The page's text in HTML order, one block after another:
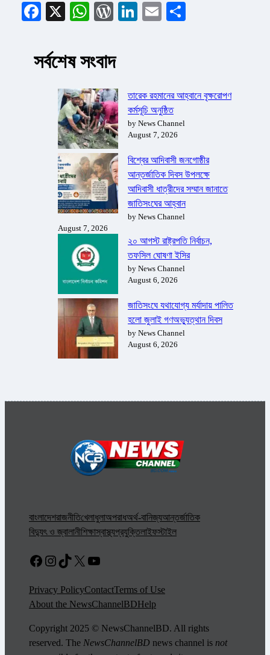
Facebook
X WhatsApp
WordPress
LinkedIn
Email
সর্বশেষ সংবাদ
তারেক রহমানের আহ্বানে বৃক্ষরোপণ
কর্মসূচি অনুষ্ঠিত
by News Channel
August 7, 2026
বিশ্বের আদিবাসী জনগোষ্ঠীর
আন্তর্জাতিক দিবস উপলক্ষে
আদিবাসী ধাত্রীদের সম্মান জানাতে
জাতিসংঘের আহ্বান
by News Channel
August 7, 2026
২০ আগস্ট রাষ্ট্রপতি নির্বাচন,
তফসিল ঘোষণা ইসির
by News Channel
August 6, 2026
জাতিসংঘে যথাযোগ্য মর্যাদায় পালিত
হলো জুলাই গণঅভ্যুত্থান দিবস
by News Channel
August 6, 2026
বাংলাদেশরাজনীতিখেলাধুলাঅপরাধঅর্থ-বানিজ্যআন্তর্জাতিক
বিদ্যুৎ ও জ্বালানীশিক্ষাস্বাস্থ্যপ্রযুক্তিলাইফস্টাইল
Facebook
Instagram
TikTok
X YouTube
Privacy PolicyContactTerms of Use
About the NewsChannelBDHelp
Copyright 2025 © NewsChannelBD. All rights
reserved. The NewsChannelBD news channel is not